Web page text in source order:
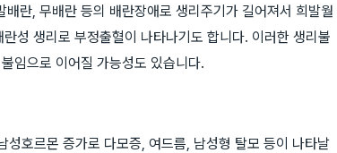
란, 무배란 등의 배란장애로 생리주기가 길어져서 희발월
성 생리로 부정출혈이 나타나기도 합니다. 이러한 생리불
임으로 이어질 가능성도 있습니다.
호르몬 증가로 다모증, 여드름, 남성형 탈모 등이 나타날